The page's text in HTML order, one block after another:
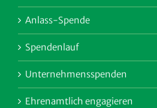
Anlass-Spende
Spendenlauf
Unternehmensspenden
Ehrenamtlich engagieren